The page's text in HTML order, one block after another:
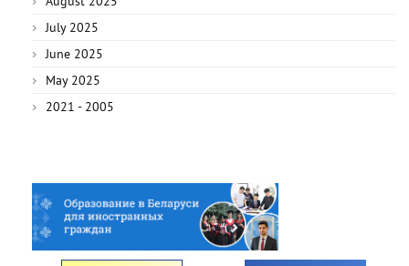
July 2025
June 2025
May 2025
2021 - 2005